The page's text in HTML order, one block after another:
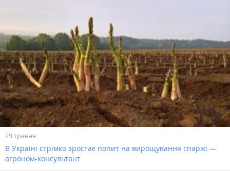
29 травня
В Україні стрімко зростає попит на вирощування спаржі —
агроном-консультант